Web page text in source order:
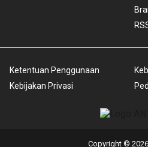
Ketentuan Penggunaan
Kebijakan Privasi
Copyright ©